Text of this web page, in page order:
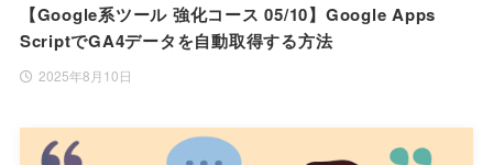
【Google系ツール 強化コース 05/10】Google Apps
ScriptでGA4データを自動取得する方法
2025年8月10日